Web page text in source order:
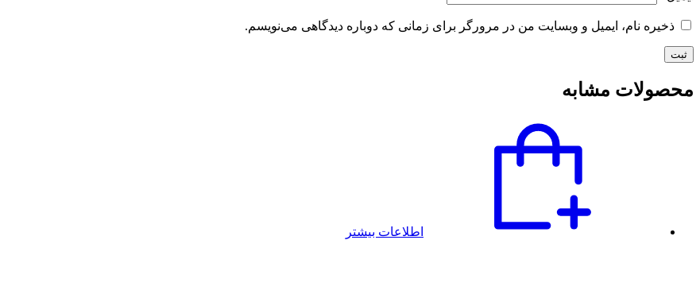
ذخیره نام، ایمیل و وبسایت من در مرورگر برای زمانی که دوباره دیدگاهی می‌نویسم.
محصولات مشابه
اطلاعات بیشتر